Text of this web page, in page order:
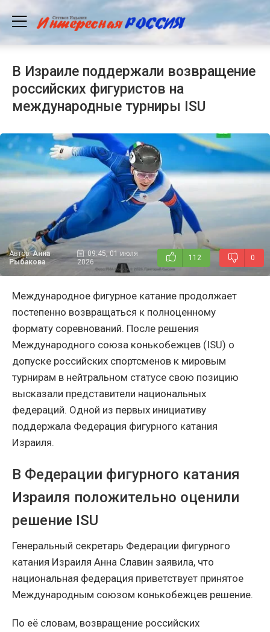
В Израиле поддержали возвращение
российских фигуристов на
международные турниры ISU
Автор:Анна
Рыбакова
09:45, 01 июля
2026
112 0
Международное фигурное катание продолжает
постепенно возвращаться к полноценному
формату соревнований. После решения
Международного союза конькобежцев (ISU) о
допуске российских спортсменов к мировым
турнирам в нейтральном статусе свою позицию
высказали представители национальных
федераций. Одной из первых инициативу
поддержала Федерация фигурного катания
Израиля.
В Федерации фигурного катания
Израиля положительно оценили
решение ISU
Генеральный секретарь Федерации фигурного
катания Израиля Анна Славин заявила, что
национальная федерация приветствует принятое
Международным союзом конькобежцев решение.
По её словам, возвращение российских